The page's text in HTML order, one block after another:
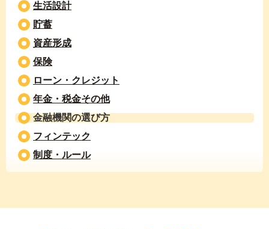
生活設計
貯蓄
資産形成
保険
ローン・クレジット
年金・税金その他
金融機関の選び方
フィンテック
制度・ルール